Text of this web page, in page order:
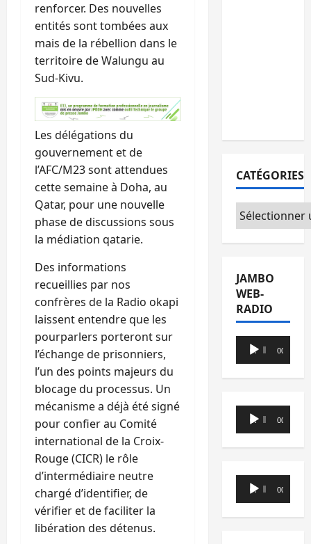
renforcer. Des nouvelles
entités sont tombées aux
mais de la rébellion dans le
territoire de Walungu au
Sud-Kivu.
Les délégations du
gouvernement et de
l’AFC/M23 sont attendues
cette semaine à Doha, au
Qatar, pour une nouvelle
phase de discussions sous
la médiation qatarie.
Des informations
recueillies par nos
confrères de la Radio okapi
laissent entendre que les
pourparlers porteront sur
l’échange de prisonniers,
l’un des points majeurs du
blocage du processus. Un
mécanisme a déjà été signé
pour confier au Comité
international de la Croix-
Rouge (CICR) le rôle
d’intermédiaire neutre
chargé d’identifier, de
vérifier et de faciliter la
libération des détenus.
CATÉGORIES
Catégories
JAMBO
WEB-
RADIO
Lecteur
audio
00:00 00:00
Lecteur
audio
00:00 00:00
Lecteur
audio
00:00 00:00